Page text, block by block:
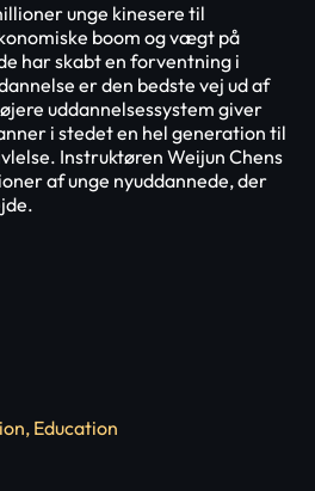
unge kinesere til
boom og vægt på
har skabt en forventning i
er den bedste vej ud af
uddannelsessystem giver
i stedet en hel generation til
Instruktøren Weijun Chens
af unge nyuddannede, der
Education